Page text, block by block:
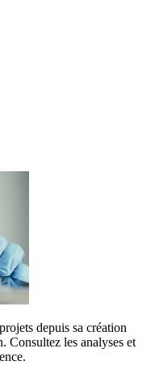
depuis sa création
Consultez les analyses et